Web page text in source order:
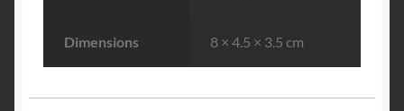
Dimensions 8 × 4.5 × 3.5 cm